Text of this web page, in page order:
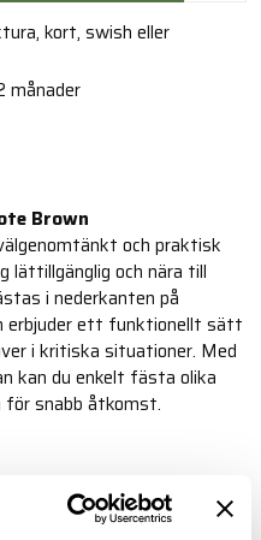
kort, swish eller
månader
Brown
och praktisk
lättillgänglig och nära till
i nederkanten på
erbjuder ett funktionellt sätt
i kritiska situationer. Med
kan du enkelt fästa olika
för snabb åtkomst.